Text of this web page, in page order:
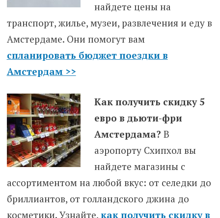
найдете цены на
транспорт, жилье, музеи, развлечения и еду в
Амстердаме. Они помогут вам
спланировать бюджет поездки в
Амстердам >>
Как получить скидку 5
евро в дьюти-фри
Амстердама? В
аэропорту Схипхол вы
найдете магазины с
ассортиментом на любой вкус: от селедки до
бриллиантов, от голландского джина до
косметики. Узнайте, как получить скидку в